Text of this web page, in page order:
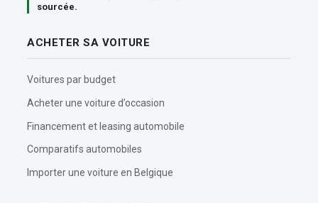
sourcée.
ACHETER SA VOITURE
Voitures par budget
Acheter une voiture d’occasion
Financement et leasing automobile
Comparatifs automobiles
Importer une voiture en Belgique